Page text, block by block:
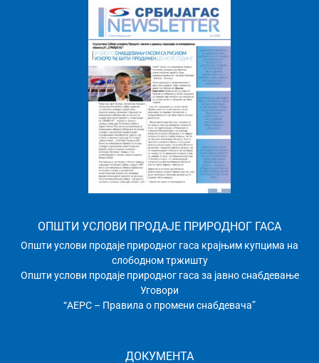
ОПШТИ УСЛОВИ ПРОДАЈЕ ПРИРОДНОГ ГАСА
Општи услови продаје природног гаса крајњим купцима на
слободном тржишту
Општи услови продаје природног гаса за јавно снабдевање
Уговори
“АЕРС – Правила о промени снабдевача”
ДОКУМЕНТА